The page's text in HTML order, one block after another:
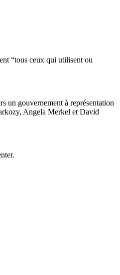
“tous ceux qui utilisent ou
un gouvernement à représentation
Angela Merkel et David